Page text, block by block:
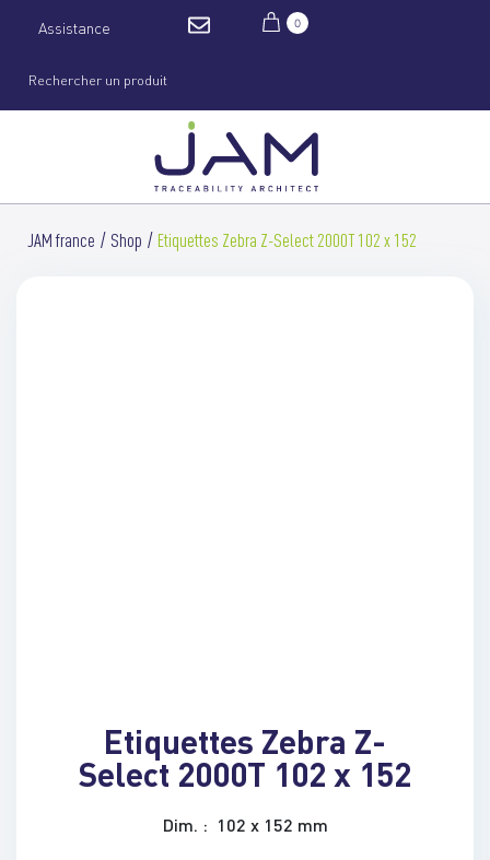
Assistance 0
JAM france Shop Etiquettes Zebra Z-Select 2000T 102 x 152
Etiquettes Zebra Z-
Select 2000T 102 x 152
Dim. : 102 x 152 mm